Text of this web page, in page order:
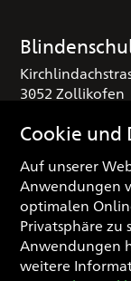
3052 Zollikofen
sekretariat
IBAN: CH03
Cookie und
Auf unserer
Anwendungen
optimalen
Privatsphäre zu
Anwendungen
weitere